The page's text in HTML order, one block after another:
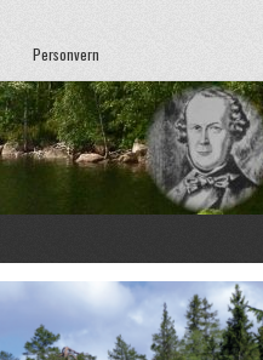
Personvern